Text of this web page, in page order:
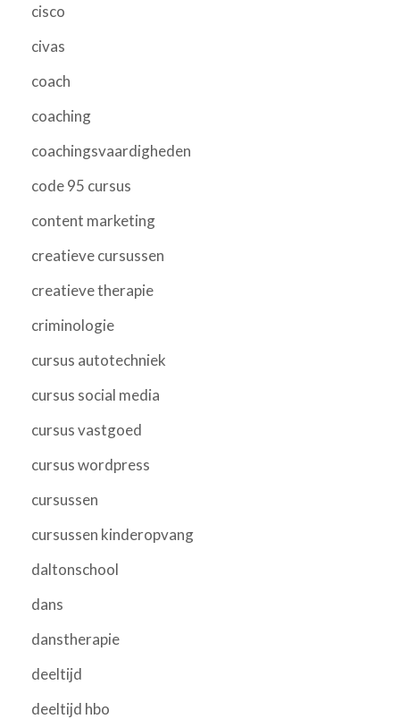
cisco
civas
coach
coaching
coachingsvaardigheden
code 95 cursus
content marketing
creatieve cursussen
creatieve therapie
criminologie
cursus autotechniek
cursus social media
cursus vastgoed
cursus wordpress
cursussen
cursussen kinderopvang
daltonschool
dans
danstherapie
deeltijd
deeltijd hbo